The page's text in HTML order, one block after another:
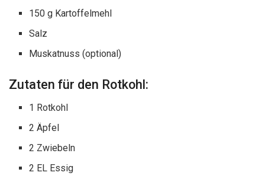
150 g Kartoffelmehl
Salz
Muskatnuss (optional)
Zutaten für den Rotkohl:
1 Rotkohl
2 Äpfel
2 Zwiebeln
2 EL Essig